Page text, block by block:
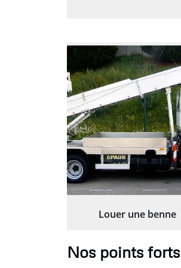
Louer une benne
Nos points forts